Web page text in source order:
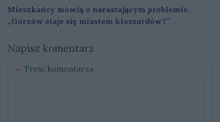
Mieszkańcy mówią o narastającym problemie.
„Gorzów staje się miastem kloszardów?”
Napisz komentarz
Treść komentarza